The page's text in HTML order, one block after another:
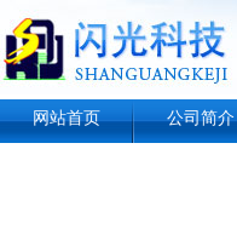
网站首页 公司简介